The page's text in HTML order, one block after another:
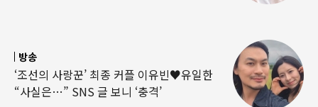
방송
‘조선의 사랑꾼’ 최종 커플 이유빈♥유일한
“사실은…” SNS 글 보니 ‘충격’